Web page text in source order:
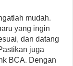
mudah.
yang ingin
dan datang
juga
BCA. Dengan